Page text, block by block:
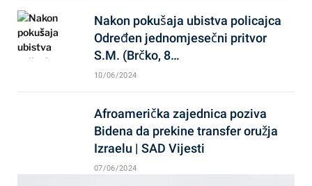
Nakon pokušaja ubistva policajca
Određen jednomjesečni pritvor
S.M. (Brčko, 8…
10/06/2024
Afroamerička zajednica poziva
Bidena da prekine transfer oružja
Izraelu | SAD Vijesti
07/06/2024